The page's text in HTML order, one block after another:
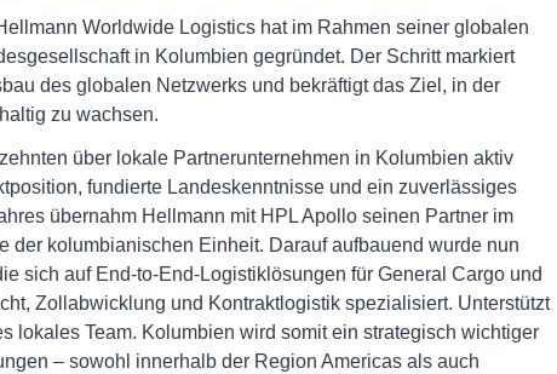
Worldwide Logistics hat im Rahmen seiner globalen
in Kolumbien gegründet. Der Schritt markiert
des globalen Netzwerks und bekräftigt das Ziel, in der
zu wachsen.
über lokale Partnerunternehmen in Kolumbien aktiv
fundierte Landeskenntnisse und ein zuverlässiges
übernahm Hellmann mit HPL Apollo seinen Partner im
der kolumbianischen Einheit. Darauf aufbauend wurde nun
sich auf End-to-End-Logistiklösungen für General Cargo und
Zollabwicklung und Kontraktlogistik spezialisiert. Unterstützt
lokales Team. Kolumbien wird somit ein strategisch wichtiger
– sowohl innerhalb der Region Americas als auch